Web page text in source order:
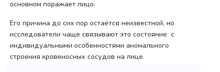
основном поражает лицо.
Его причина до сих пор остаётся неизвестной, но
исследователи чаще связывают это состояние с
индивидуальными особенностями аномального
строения кровеносных сосудов на лице.